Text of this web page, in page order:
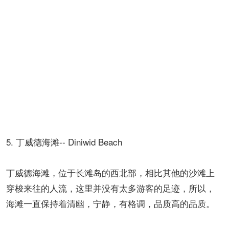
5. 丁威德海滩-- Diniwid Beach
丁威德海滩，位于长滩岛的西北部，相比其他的沙滩上
穿梭来往的人流，这里并没有太多游客的足迹，所以，
海滩一直保持着清幽，宁静，有格调，品质高的品质。